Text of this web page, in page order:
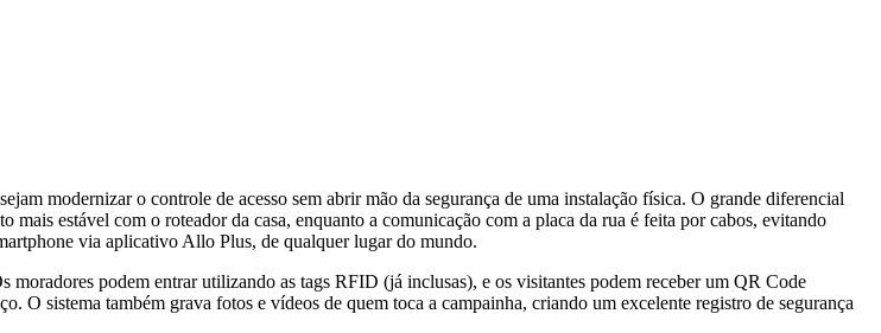
modernizar o controle de acesso sem abrir mão da segurança de uma instalação física. O grande diferencial
estável com o roteador da casa, enquanto a comunicação com a placa da rua é feita por cabos, evitando
via aplicativo Allo Plus, de qualquer lugar do mundo.
podem entrar utilizando as tags RFID (já inclusas), e os visitantes podem receber um QR Code
O sistema também grava fotos e vídeos de quem toca a campainha, criando um excelente registro de segurança